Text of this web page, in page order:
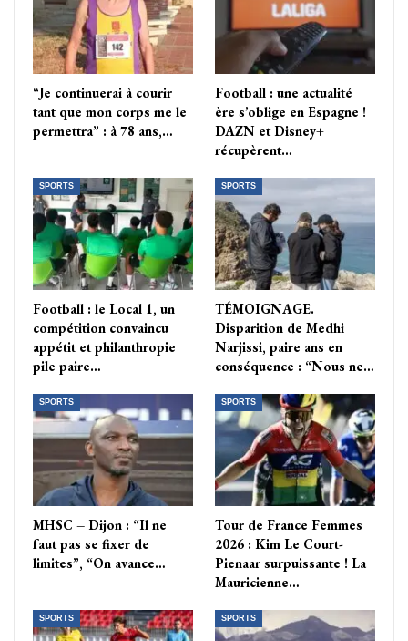
“Je continuerai à courir
tant que mon corps me le
permettra” : à 78 ans,…
Football : une actualité
ère s’oblige en Espagne !
DAZN et Disney+
récupèrent…
SPORTS
Football : le Local 1, un
compétition convaincu
appétit et philanthropie
pile paire…
SPORTS
TÉMOIGNAGE.
Disparition de Medhi
Narjissi, paire ans en
conséquence : “Nous ne…
SPORTS
MHSC – Dijon : “Il ne
faut pas se fixer de
limites”, “On avance…
SPORTS
Tour de France Femmes
2026 : Kim Le Court-
Pienaar surpuissante ! La
Mauricienne…
SPORTS SPORTS